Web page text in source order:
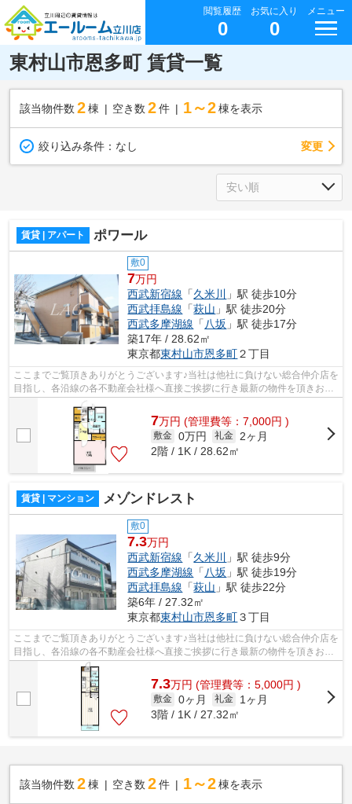
閲覧履歴
0
お気に入り
0
メニュー
東村山市恩多町 賃貸一覧
該当物件数 2棟 空き数 2 件 1～2 棟を表示
絞り込み条件： なし 変更
賃貸 | アパート ポワール
敷0
7万円
西武新宿線 「久米川
」駅 徒歩10分
西武拝島線 「萩山 」駅 徒歩20分
西武多摩湖線 「八坂 」駅 徒歩17分
築17年 / 28.62㎡
東京都東村山市恩多町２丁目
ここまでご覧頂きありがとうございます♪当社は他社に負けない総合仲介店を
目指し、各沿線の各不動産会社様へ直接ご挨拶に行き最新の物件を頂きお客
様へ提供しております！最新の情報は...
7万円 (管理費等：7,000円 )
敷金 0万円 礼金
2ヶ月
2階 / 1K / 28.62㎡
賃貸 | マンション メゾンドレスト
敷0
7.3万円
西武新宿線 「久米川
」駅 徒歩9分
西武多摩湖線 「 八坂 」駅 徒歩19分
西武拝島線 「萩山 」駅 徒歩22分
築6年 / 27.32㎡
東京都東村山市恩多町３丁目
ここまでご覧頂きありがとうございます♪当社は他社に負けない総合仲介店を
目指し、各沿線の各不動産会社様へ直接ご挨拶に行き最新の物件を頂きお客
様へ提供しております！最新の情報は...
7.3万円 (管理費等：5,000円 )
敷金 0ヶ月 礼金
1ヶ月
3階 / 1K / 27.32㎡
該当物件数 2棟 空き数 2 件 1～2 棟を表示